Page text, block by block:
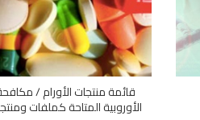
قائمة منتجات الأورام /
الأوروبية المتاحة كملفات